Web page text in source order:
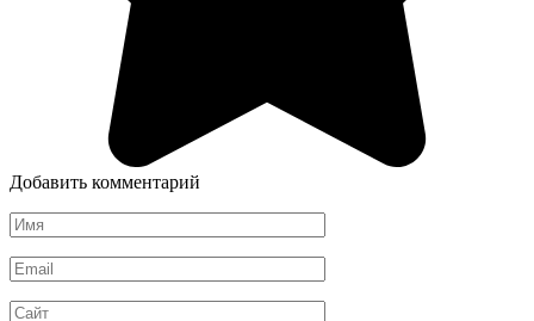
Добавить комментарий
Имя
*
Email
*
Сайт